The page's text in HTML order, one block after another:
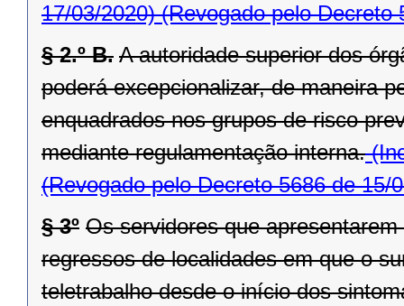
17/03/2020)(Revogado pelo Decreto
§ 2.º B. A autoridade superior dos
poderá excepcionalizar, de maneira
enquadrados nos grupos de risco
mediante regulamentação interna.
(Revogado pelo Decreto 5686 de 15/
§ 3º Os servidores que
regressos de localidades em que o
teletrabalho desde o início dos